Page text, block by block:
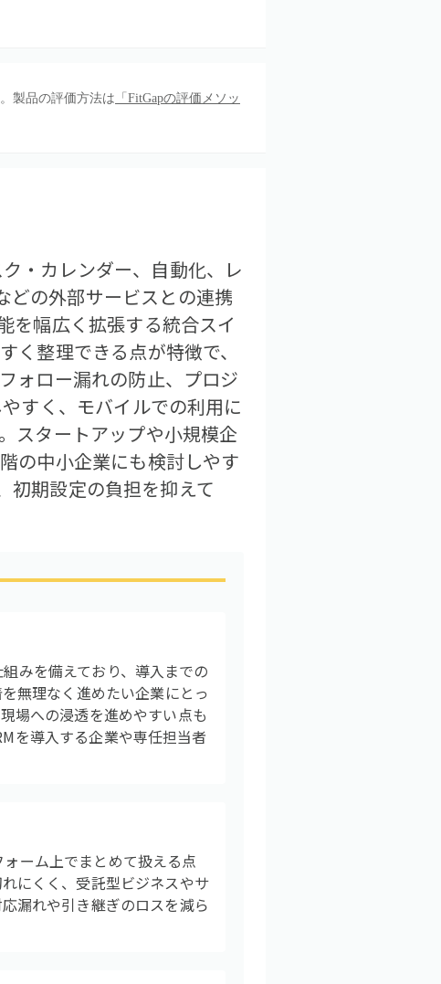
製品の評価方法は 「FitGapの評価メソッ
・カレンダー、自動化、レ
の外部サービスとの連携
を幅広く拡張する統合スイ
整理できる点が特徴で、
ォロー漏れの防止、プロジ
すく、モバイルでの利用に
スタートアップや小規模企
の中小企業にも検討しやす
初期設定の負担を抑えて
みを備えており、導入までの
無理なく進めたい企業にとっ
場への浸透を進めやすい点も
を導入する企業や専任担当者
ーム上でまとめて扱える点
にくく、受託型ビジネスやサ
漏れや引き継ぎのロスを減ら